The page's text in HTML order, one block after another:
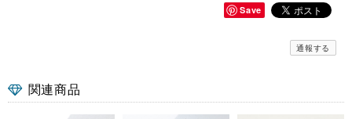
Save
通報する
関連商品